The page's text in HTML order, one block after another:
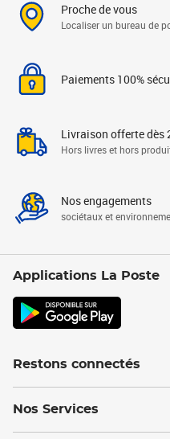
Proche de vous
Localiser un bureau de
Paiements 100%
Livraison offerte dès
Hors livres et hors
Nos engagements
sociétaux et
Applications La Poste
Restons connectés
Nos Services